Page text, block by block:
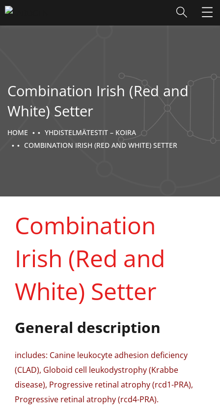
Combination Irish (Red and
White) Setter
HOME
YHDISTELMÄTESTIT – KOIRA
COMBINATION IRISH (RED AND WHITE) SETTER
Combination
Irish (Red and
White) Setter
General description
includes: Canine leukocyte adhesion deficiency
(CLAD), Globoid cell leukodystrophy (Krabbe
disease), Progressive retinal atrophy (rcd1-PRA),
Progressive retinal atrophy (rcd4-PRA).